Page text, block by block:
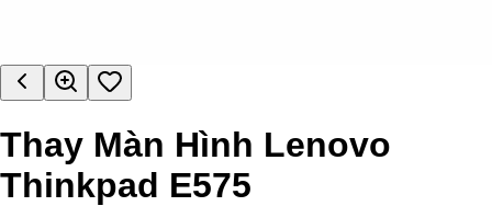
Thay Màn Hình Lenovo
Thinkpad E575